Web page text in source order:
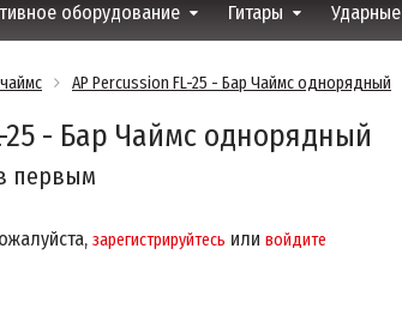
оборудование Гитары Ударные
AP Percussion FL-25 - Бар Чаймс однорядный
25 - Бар Чаймс однорядный
первым
зарегистрируйтесь или войдите